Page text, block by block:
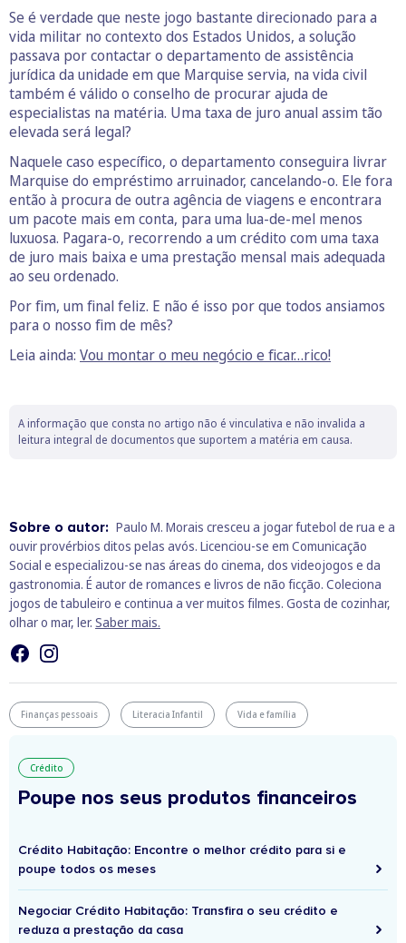
Se é verdade que neste jogo bastante direcionado para a
vida militar no contexto dos Estados Unidos, a solução
passava por contactar o departamento de assistência
jurídica da unidade em que Marquise servia, na vida civil
também é válido o conselho de procurar ajuda de
especialistas na matéria. Uma taxa de juro anual assim tão
elevada será legal?
Naquele caso específico, o departamento conseguira livrar
Marquise do empréstimo arruinador, cancelando-o. Ele fora
então à procura de outra agência de viagens e encontrara
um pacote mais em conta, para uma lua-de-mel menos
luxuosa. Pagara-o, recorrendo a um crédito com uma taxa
de juro mais baixa e uma prestação mensal mais adequada
ao seu ordenado.
Por fim, um final feliz. E não é isso por que todos ansiamos
para o nosso fim de mês?
Leia ainda: Vou montar o meu negócio e ficar…rico!
A informação que consta no artigo não é vinculativa e não invalida a
leitura integral de documentos que suportem a matéria em causa.
Sobre o autor: Paulo M. Morais cresceu a jogar futebol de rua e a
ouvir provérbios ditos pelas avós. Licenciou-se em Comunicação
Social e especializou-se nas áreas do cinema, dos videojogos e da
gastronomia. É autor de romances e livros de não ficção. Coleciona
jogos de tabuleiro e continua a ver muitos filmes. Gosta de cozinhar,
olhar o mar, ler. Saber mais.
Finanças pessoais Literacia Infantil Vida e família
Crédito
Poupe nos seus produtos financeiros
Crédito Habitação: Encontre o melhor crédito para si e
poupe todos os meses
Negociar Crédito Habitação: Transfira o seu crédito e
reduza a prestação da casa